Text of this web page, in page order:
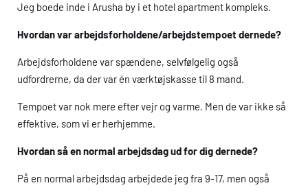
Jeg boede inde i Arusha by i et hotel apartment kompleks.
Hvordan var arbejdsforholdene/arbejdstempoet dernede?
Arbejdsforholdene var spændene, selvfølgelig også
udfordrerne, da der var én værktøjskasse til 8 mand.
Tempoet var nok mere efter vejr og varme. Men de var ikke så
effektive, som vi er herhjemme.
Hvordan så en normal arbejdsdag ud for dig dernede?
På en normal arbejdsdag arbejdede jeg fra 9-17, men også